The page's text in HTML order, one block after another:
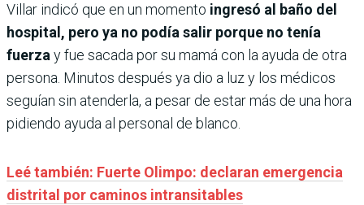
Villar indicó que en un momento ingresó al baño del
hospital, pero ya no podía salir porque no tenía
fuerzay fue sacada por su mamá con la ayuda de otra
persona. Minutos después ya dio a luz y los médicos
seguían sin atenderla, a pesar de estar más de una hora
pidiendo ayuda al personal de blanco.
Leé también: Fuerte Olimpo: declaran emergencia
distrital por caminos intransitables